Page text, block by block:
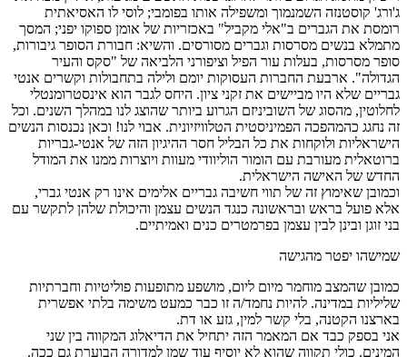
ג'ורג' קוסטנזה השמנמוך ומשפילה אותו בפומבי; לוסי לו האסיאתית
רומסת את הגברים ב"אלי מקביל" באכזריות של אומן ספוקו יפני; המסך
מתמלא בנשים מסרסות וגברים מסורסים. והשיא: חבורת הסופר גיבורות,
סופר מסרסות, בעלות עור הפיל וציפורני הלביאה של "סקס והעיר
הגדולה". ארבעת החברות העסוקות יומם ולילה בתחבולות וקשרים אנטי
גבריים שלא היו מביישים את זקני ציון. היחס לגבר הוא אינסטרומנטלי
לחלוטין, מהסוג של השוביניזם הגרוע ביותר שהוצג לנו במהלך השנים. וכל
זה נחגג כהמהפכה הפמיניסטית הטלוויזיונית. אבוי לנו! וכאן נכנסות הנשים
הישראליות ולוקחות את כל הבליל חסר ההיגיון הזה של אנטי-גבריות
ברוטאלית מעורבת עם הומור הוליוודי מעוות ויוצרות ממנו את המודל
החדש של האישה הישראלית.
וכמובן שאימוץ זה של תווי חשיבה גבריים אלימים אינו רק אנטי גברי,
אלא פועל בראש ובראשונה כנגד הנשים עצמן והיכולת שלהן לתקשר עם
בני זוגן ובינן לבין עצמן בפרמטרים כנים ואמיתיים.
שמישהו יפטר מהגישה
כמובן שהמצב מוחמר מיום ליום, מושפע מתופעות פוליטיות וחברתיות
שליליות במדינה. להיות נחמד/ה זו כבר כמעט משימה בלתי אפשרית
בארצנו הקטנה, בלי קשר למין, גזע או דת.
אני בספק כבד אם המאמר הזה יתחיל את הדיאלוג המקווה בין שני
המינים. כולי תקווה שהוא לא יוסיף עוד שמן למדורה הבוערת גם ככה.